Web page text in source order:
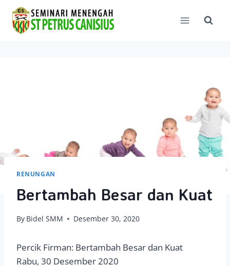
content
RENUNGAN
Bertambah Besar dan Kuat
By Bidel SMM Desember 30, 2020
Percik Firman: Bertambah Besar dan Kuat
Rabu, 30 Desember 2020